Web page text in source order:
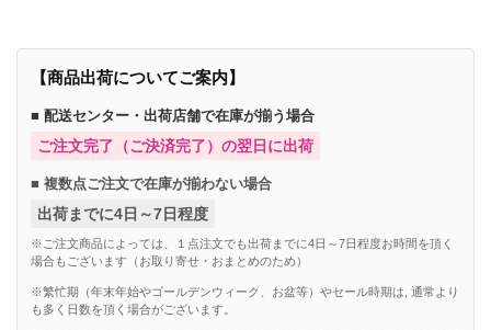
【商品出荷についてご案内】
■ 配送センター・出荷店舗で在庫が揃う場合
ご注文完了（ご決済完了）の翌日に出荷
■ 複数点ご注文で在庫が揃わない場合
出荷までに4日～7日程度
※ご注文商品によっては、１点注文でも出荷までに4日～7日程度お時間を頂く
場合もございます（お取り寄せ・おまとめのため）
※繁忙期（年末年始やゴールデンウィーク、お盆等）やセール時期は, 通常より
も多く日数を頂く場合がございます。